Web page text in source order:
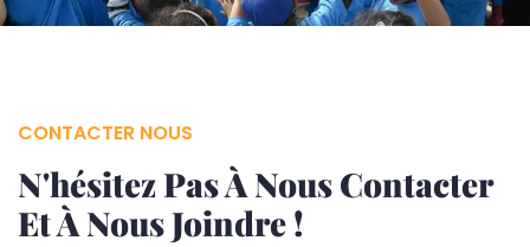
CONTACTER NOUS
N'hésitez Pas À Nous Contacter
Et À Nous Joindre !